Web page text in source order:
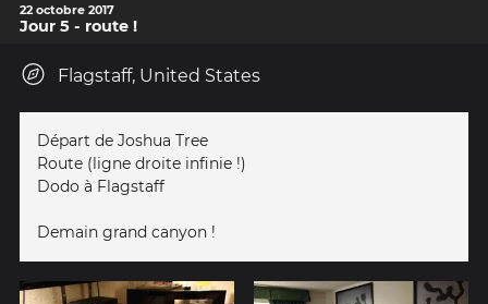
22 octobre 2017
Jour 5 - route !
Flagstaff, United States
Départ de Joshua Tree
Route (ligne droite infinie !)
Dodo à Flagstaff
Demain grand canyon !